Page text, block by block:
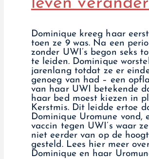
Dominique kreeg haar
toen ze 9 was. Na een
zonder UWI’s begon seks
te leiden. Dominique
jarenlang totdat ze er
genoeg van had – een
van haar UWI betekende
haar bed moest kiezen in
Kerstmis. Dit leidde ertoe
Dominique Uromune vond,
vaccin tegen UWI’s waar
niet eerder van op de
gesteld. Lees hier meer
Dominique en haar